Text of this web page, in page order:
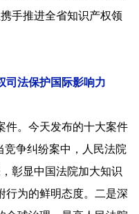
手推进全省知识产权领
司法保护国际影响力
件。今天发布的十大案件
竞争纠纷案中，人民法院
彰显中国法院加大知识
行为的鲜明态度。二是深